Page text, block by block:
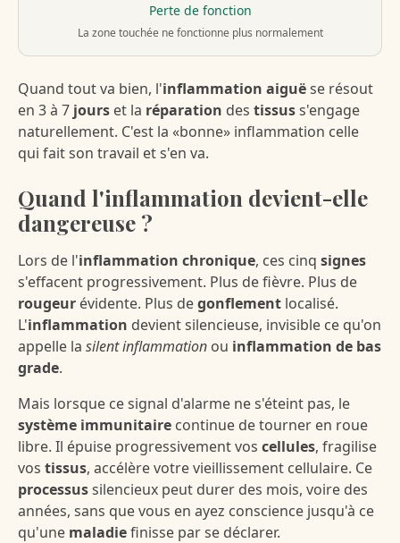
Perte de fonction
La zone touchée ne fonctionne plus normalement
Quand tout va bien, l'inflammation aiguëse résout
en 3 à 7 jours et la réparation des tissuss'engage
naturellement. C'est la «bonne» inflammation celle
qui fait son travail et s'en va.
Quand l'inflammation devient-elle
dangereuse ?
Lors de l'inflammation chronique, ces cinq signes
s'effacent progressivement. Plus de fièvre. Plus de
rougeur évidente. Plus degonflement localisé.
L'inflammation devient silencieuse, invisible ce qu'on
appelle la silent inflammation ou inflammation de bas
grade.
Mais lorsque ce signal d'alarme ne s'éteint pas, le
système immunitaire continue de tourner en roue
libre. Il épuise progressivement vos cellules, fragilise
vos tissus, accélère votre vieillissement cellulaire. Ce
processussilencieux peut durer des mois, voire des
années, sans que vous en ayez conscience jusqu'à ce
qu'une maladiefinisse par se déclarer.